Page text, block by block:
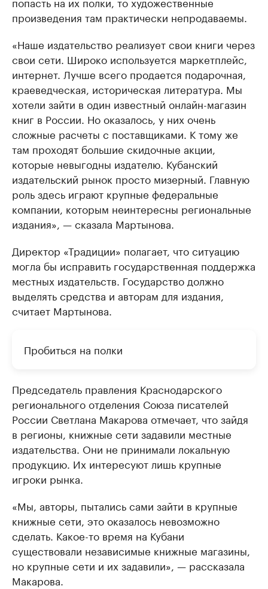
произведения там практически непродаваемы.
«Наше издательство реализует свои книги через
свои сети. Широко используется маркетплейс,
интернет. Лучше всего продается подарочная,
краеведческая, историческая литература. Мы
хотели зайти в один известный онлайн-магазин
книг в России. Но оказалось, у них очень
сложные расчеты с поставщиками. К тому же
там проходят большие скидочные акции,
которые невыгодны издателю. Кубанский
издательский рынок просто мизерный. Главную
роль здесь играют крупные федеральные
компании, которым неинтересны региональные
издания», — сказала Мартынова.
Директор «Традиции» полагает, что ситуацию
могла бы исправить государственная поддержка
местных издательств. Государство должно
выделять средства и авторам для издания,
считает Мартынова.
Пробиться на полки
Председатель правления Краснодарского
регионального отделения Союза писателей
России Светлана Макарова отмечает, что зайдя
в регионы, книжные сети задавили местные
издательства. Они не принимали локальную
продукцию. Их интересуют лишь крупные
игроки рынка.
«Мы, авторы, пытались сами зайти в крупные
книжные сети, это оказалось невозможно
сделать. Какое-то время на Кубани
существовали независимые книжные магазины,
но крупные сети и их задавили», — рассказала
Макарова.